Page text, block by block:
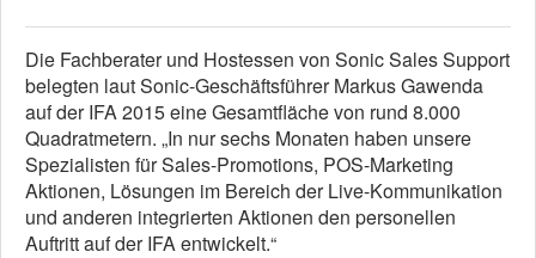
Die Fachberater und Hostessen von Sonic Sales Support
belegten laut Sonic-Geschäftsführer Markus Gawenda
auf der IFA 2015 eine Gesamtfläche von rund 8.000
Quadratmetern. „In nur sechs Monaten haben unsere
Spezialisten für Sales-Promotions, POS-Marketing
Aktionen, Lösungen im Bereich der Live-Kommunikation
und anderen integrierten Aktionen den personellen
Auftritt auf der IFA entwickelt.“